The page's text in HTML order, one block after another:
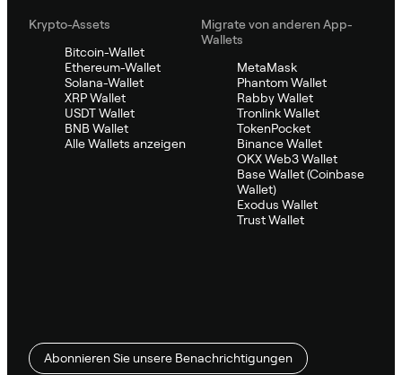
Krypto-Assets
Bitcoin-Wallet
Ethereum-Wallet
Solana-Wallet
XRP Wallet
USDT Wallet
BNB Wallet
Alle Wallets anzeigen
Migrate von anderen App-
Wallets
MetaMask
Phantom Wallet
Rabby Wallet
Tronlink Wallet
TokenPocket
Binance Wallet
OKX Web3 Wallet
Base Wallet (Coinbase
Wallet)
Exodus Wallet
Trust Wallet
Abonnieren Sie unsere Benachrichtigungen